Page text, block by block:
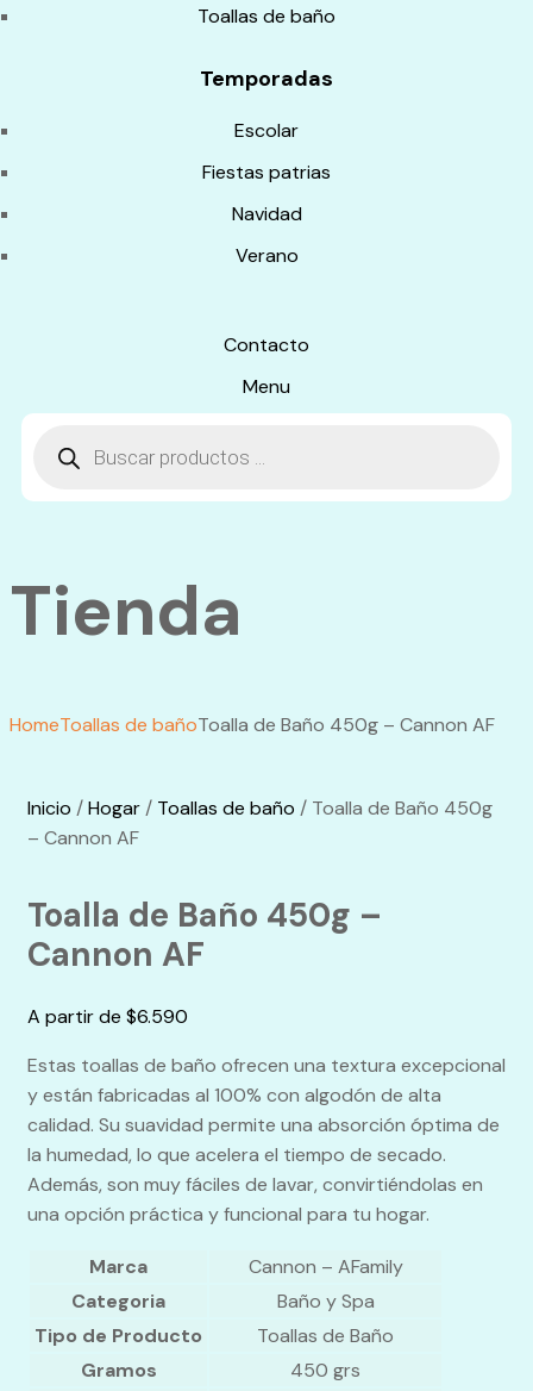
Toallas de baño
Temporadas
Escolar
Fiestas patrias
Navidad
Verano
Contacto
Menu
Tienda
HomeToallas de bañoToalla de Baño 450g – Cannon AF
Inicio /Hogar/ Toallas de baño / Toalla de Baño 450g
– Cannon AF
Toalla de Baño 450g –
Cannon AF
A partir de $6.590
Estas toallas de baño ofrecen una textura excepcional
y están fabricadas al 100% con algodón de alta
calidad. Su suavidad permite una absorción óptima de
la humedad, lo que acelera el tiempo de secado.
Además, son muy fáciles de lavar, convirtiéndolas en
una opción práctica y funcional para tu hogar.
Marca
Cannon – AFamily
Categoria
Baño y Spa
Tipo de Producto
Toallas de Baño
Gramos
450 grs